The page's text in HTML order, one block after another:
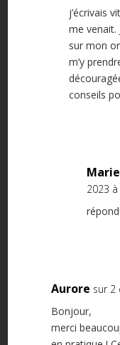
j’écrivais
me venait.
sur mon
m’y
conseils
2023
Aurore sur 2
Bonjour,
merci